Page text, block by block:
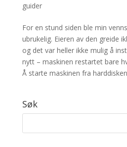
guider
For en stund siden ble min
ubrukelig. Eieren av den greide
og det var heller ikke mulig å
nytt – maskinen restartet bare
Å starte maskinen fra
Søk